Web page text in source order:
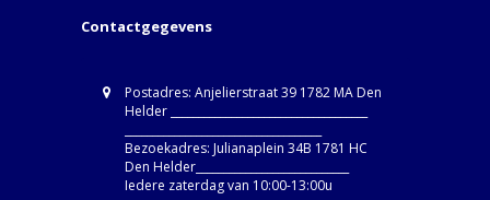
Contactgegevens
Postadres: Anjelierstraat 39 1782 MA Den
Helder ____________________________________
Bezoekadres: Julianaplein 34B 1781 HC
Den Helder____________________________
Iedere zaterdag van 10:00-13:00u